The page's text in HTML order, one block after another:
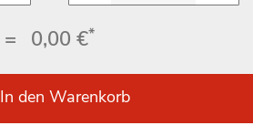
= 0,00 €*
In den Warenkorb